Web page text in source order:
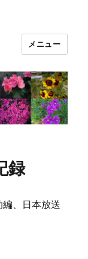
メニュー
録
、日本放送